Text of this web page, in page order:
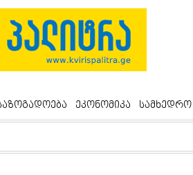
ეკონომიკა სამხედრო